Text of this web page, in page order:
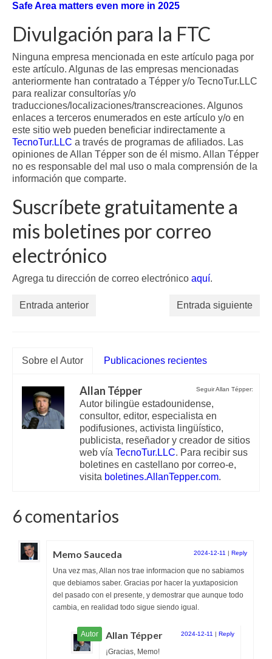
Safe Area matters even more in 2025
Divulgación para la FTC
Ninguna empresa mencionada en este artículo paga por
este artículo. Algunas de las empresas mencionadas
anteriormente han contratado a Tépper y/o TecnoTur.LLC
para realizar consultorías y/o
traducciones/localizaciones/transcreaciones. Algunos
enlaces a terceros enumerados en este artículo y/o en
este sitio web pueden beneficiar indirectamente a
TecnoTur.LLC a través de programas de afiliados. Las
opiniones de Allan Tépper son de él mismo. Allan Tépper
no es responsable del mal uso o mala comprensión de la
información que comparte.
Suscríbete gratuitamente a
mis boletines por correo
electrónico
Agrega tu dirección de correo electrónico aquí.
Entrada anterior Entrada siguiente
Sobre el Autor Publicaciones recientes
Seguir Allan Tépper:
Allan Tépper
Autor bilingüe estadounidense,
consultor, editor, especialista en
podifusiones, activista lingüístico,
publicista, reseñador y creador de sitios
web vía TecnoTur.LLC. Para recibir sus
boletines en castellano por correo-e,
visita boletines.AllanTepper.com.
6 comentarios
Memo Sauceda 2024-12-11 | Reply
Una vez mas, Allan nos trae informacion que no sabiamos
que debiamos saber. Gracias por hacer la yuxtaposicion
del pasado con el presente, y demostrar que aunque todo
cambia, en realidad todo sigue siendo igual.
Allan Tépper 2024-12-11 | Reply
¡Gracias, Memo!